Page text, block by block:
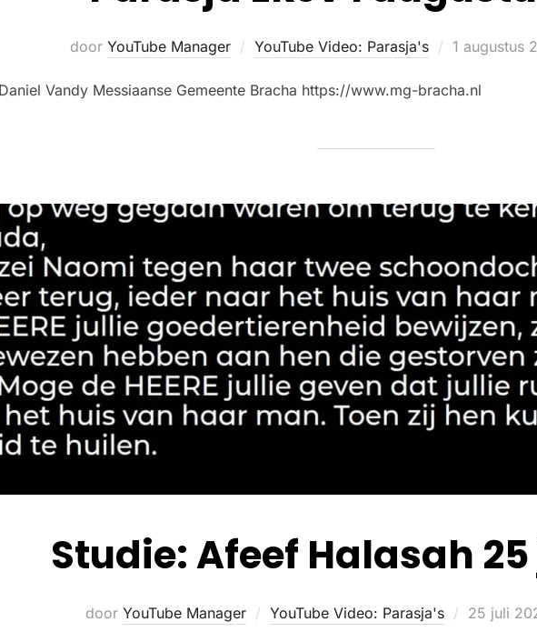
door YouTube Manager YouTube Video: Parasja's 1 augustus
Vandy Messiaanse Gemeente Bracha https://www.mg-bracha.nl
Studie: Afeef Halasah
door YouTube Manager YouTube Video: Parasja's 25 juli